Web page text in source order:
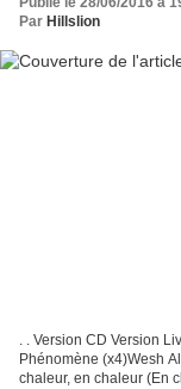
Par Hillslion
. . Version CD Version
Phénomène (x4)Wesh
chaleur, en chaleur (En